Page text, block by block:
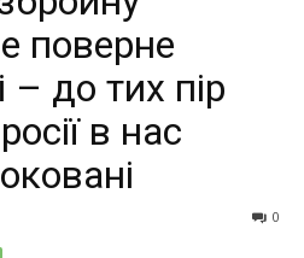
поверне
– до тих пір
в нас
0